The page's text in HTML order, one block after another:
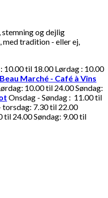
og dejlig
tradition - eller ej,
10.00 til 18.00 Lørdag : 10.00
Beau Marché - Café à Vins
10.00 til 24.00 Søndag:
Onsdag - Søndag : 11.00 til
torsdag: 7.30 til 22.00
til 24.00 Søndag: 9.00 til